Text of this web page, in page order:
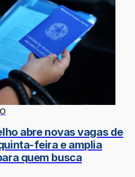
abre novas vagas de
feira e amplia
quem busca